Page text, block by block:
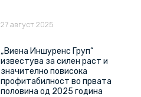
„Виена Иншуренс Груп“
известува за силен раст и
значително повисока
профитабилност во првата
половина од 2025 година
27 август 2025